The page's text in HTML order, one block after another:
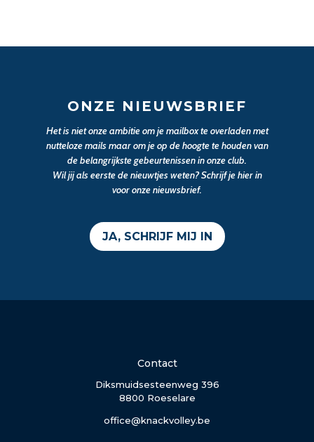
ONZE NIEUWSBRIEF
Het is niet onze ambitie om je mailbox te overladen met
nutteloze mails maar om je op de hoogte te houden van
de belangrijkste gebeurtenissen in onze club.
Wil jij als eerste de nieuwtjes weten? Schrijf je hier in
voor onze nieuwsbrief.
JA, SCHRIJF MIJ IN
Contact
Diksmuidsesteenweg 396
8800 Roeselare
office@knackvolley.be